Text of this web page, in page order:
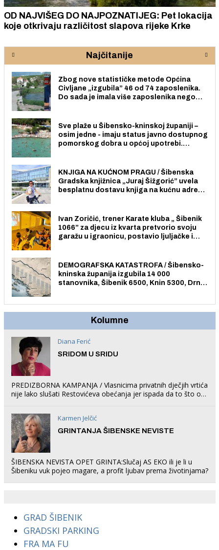
OD NAJVIŠEG DO NAJPOZNATIJEG: Pet lokacija
koje otkrivaju različitost slapova rijeke Krke
Najčitanije
Zbog nove statističke metode Općina
Civljane „izgubila” 46 od 74 zaposlenika.
Do sada je imala više zaposlenika nego
Sve plaže u Šibensko-kninskoj županiji –
osim jedne - imaju status javno dostupnog
pomorskog dobra u općoj upotrebi.
KNJIGA NA KUĆNOM PRAGU / Šibenska
Gradska knjižnica „Juraj Šižgorić” uvela
besplatnu dostavu knjiga na kućnu adresu
Ivan Zoričić, trener Karate kluba „ Šibenik
1066” za djecu iz kvarta pretvorio svoju
garažu u igraonicu, postavio ljuljačke i
DEMOGRAFSKA KATASTROFA / Šibensko-
kninska županija izgubila 14 000
stanovnika, Šibenik 6500, Knin 5300, Drniš
Kolumne
Diana Ferić
SRIDOM U SRIDU
PREDIZBORNA KAMPANJA / Vlasnicima privatnih dječjih vrtića
nije lako slušati Restovićeva obećanja jer ispada da to što oni
Karmen Jelčić
GRINTANJA ŠIBENSKE NEVISTE
ŠIBENSKA NEVISTA OPET GRINTA:Slučaj AS EKO ili je li u
Šibeniku vuk pojeo magare, a profit ljubav prema životinjama?
GRAD ŠIBENIK
GRADSKI PARKING
FRA MA FU